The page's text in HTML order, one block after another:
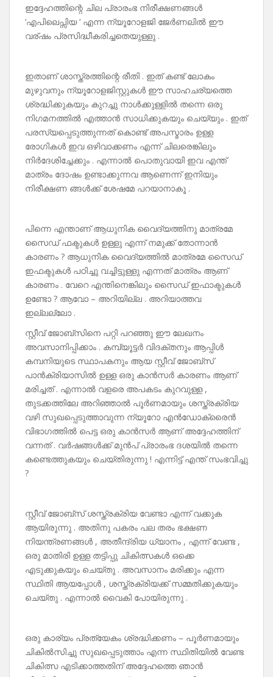
ഇദ്ദേഹത്തിന്റെ ചില പ്രാരംഭ നിരീക്ഷണങ്ങൾ
‘എപിലെപ്സിയ ‘ എന്ന ന്യൂറോളജി ജേർണലിൽ ഈ
വര്ഷം പ്രസിദ്ധീകരിച്ചതെയുള്ളു .
ഇതാണ് ശാസ്ത്രത്തിന്റെ രീതി . ഇത് കണ്ട് ലോകം
മുഴുവനും ന്യൂറോളജിസ്റ്റുകൾ ഈ സാഹചര്യത്തെ
ശ്രദ്ധിക്കുകയും കുറച്ചു നാൾക്കുള്ളിൽ തന്നെ ഒരു
നിഗമനത്തിൽ എത്താൻ സാധിക്കുകയും ചെയ്യും . ഇത്
പരസ്യപ്പെടുത്തുന്നത് കൊണ്ട് അപസ്മാരം ഉള്ള
രോഗികൾ ഇവ ഒഴിവാക്കണം എന്ന് ചിലരെങ്കിലും
നിർദേശിച്ചേക്കും . എന്നാൽ പൊതുവായി ഇവ എന്ത്
മാത്രം ദോഷം ഉണ്ടാക്കുന്നവ ആണെന്ന് ഇനിയും
നിരീക്ഷണ ങ്ങൾക്ക് ശേഷമേ പറയാനാകൂ .
പിന്നെ എന്താണ് ആധുനിക വൈദ്യത്തിനു മാത്രമേ
സൈഡ് ഫക്ടുകൾ ഉള്ളു എന്ന് നമുക്ക് തോന്നാൻ
കാരണം ? ആധുനിക വൈദ്യത്തിൽ മാത്രമേ സൈഡ്
ഇഫക്ടുകൾ പഠിച്ചു വച്ചിട്ടുള്ളു എന്നത് മാത്രം ആണ്
കാരണം . വേറെ എന്തിനെങ്കിലും സൈഡ് ഇഫാക്ടുകൾ
ഉണ്ടോ ? ആവോ – അറിയില്ല . അറിയാത്തവ
ഇല്ലല്ലോ .
സ്റ്റീവ് ജോബ്‌സിനെ പറ്റി പറഞ്ഞു ഈ ലേഖനം
അവസാനിപ്പിക്കാം . കമ്പ്യൂട്ടർ വിദക്തനും ആപ്പിൾ
കമ്പനിയുടെ സ്ഥാപകനും ആയ സ്റ്റീവ് ജോബ്സ്
പാൻക്രിയാസിൽ ഉള്ള ഒരു കാൻസർ കാരണം ആണ്
മരിച്ചത് . എന്നാൽ വളരെ അപകടം കുറവുള്ള ,
തുടക്കത്തിലേ അറിഞ്ഞാൽ പൂർണമായും ശസ്ത്രക്രിയ
വഴി സുഖപ്പെടുത്താവുന്ന ന്യൂറോ എൻഡോക്രൈൻ
വിഭാഗത്തിൽ പെട്ട ഒരു കാൻസർ ആണ് അദ്ദേഹത്തിന്
വന്നത് . വർഷങ്ങൾക്ക് മുൻപ് പ്രാരംഭ ദശയിൽ തന്നെ
കണ്ടെത്തുകയും ചെയ്തിരുന്നു ! എന്നിട്ട് എന്ത് സംഭവിച്ചു
?
സ്റ്റീവ് ജോബ്സ് ശസ്ത്രക്രിയ വേണ്ടാ എന്ന് വക്കുക
ആയിരുന്നു . അതിനു പകരം പല തരം ഭക്ഷണ
നിയന്ത്രണങ്ങൾ , അതീന്ദ്രിയ ധ്യാനം , എന്ന് വേണ്ട ,
ഒരു മാതിരി ഉള്ള തട്ടിപ്പു ചികിത്സകൾ ഒക്കെ
എടുക്കുകയും ചെയ്തു . അവസാനം മരിക്കും എന്ന
സ്ഥിതി ആയപ്പോൾ , ശസ്ത്രക്രിയക്ക് സമ്മതിക്കുകയും
ചെയ്തു . എന്നാൽ വൈകി പോയിരുന്നു .
ഒരു കാര്യം പ്രത്യേകം ശ്രദ്ധിക്കണം – പൂർണമായും
ചികിൽസിച്ചു സുഖപ്പെടുത്താം എന്ന സ്ഥിതിയിൽ വേണ്ട
ചികിത്സ എടിക്കാത്തതിന് അദ്ദേഹത്തെ ഞാൻ